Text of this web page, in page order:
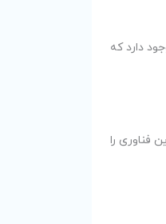
دارد که
فناوری را